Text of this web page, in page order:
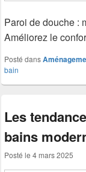
Paroi de douche :
Améliorez le
Posté dans
bain
Les
bains
Posté le 4 mars 2025